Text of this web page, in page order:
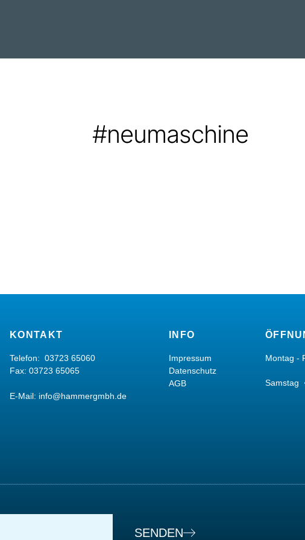
#neumaschine
KONTAKT
Telefon: 03723 65060
Fax: 03723 65065
E-Mail: info@hammergmbh.de
INFO
Impressum
Datenschutz
AGB
Montag -
Samstag
SENDEN